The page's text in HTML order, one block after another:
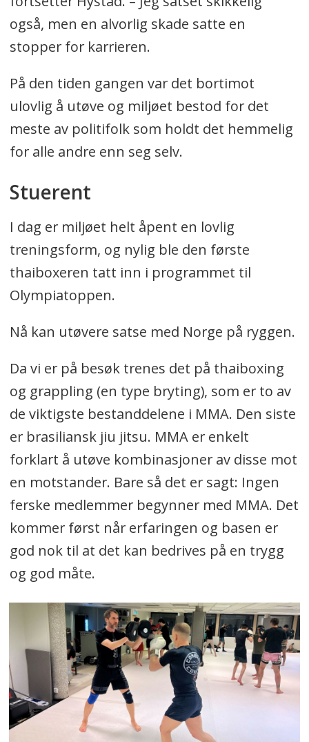
også, men en alvorlig skade satte en
stopper for karrieren.
På den tiden gangen var det bortimot
ulovlig å utøve og miljøet bestod for det
meste av politifolk som holdt det hemmelig
for alle andre enn seg selv.
Stuerent
I dag er miljøet helt åpent en lovlig
treningsform, og nylig ble den første
thaiboxeren tatt inn i programmet til
Olympiatoppen.
Nå kan utøvere satse med Norge på ryggen.
Da vi er på besøk trenes det på thaiboxing
og grappling (en type bryting), som er to av
de viktigste bestanddelene i MMA. Den siste
er brasiliansk jiu jitsu. MMA er enkelt
forklart å utøve kombinasjoner av disse mot
en motstander. Bare så det er sagt: Ingen
ferske medlemmer begynner med MMA. Det
kommer først når erfaringen og basen er
god nok til at det kan bedrives på en trygg
og god måte.